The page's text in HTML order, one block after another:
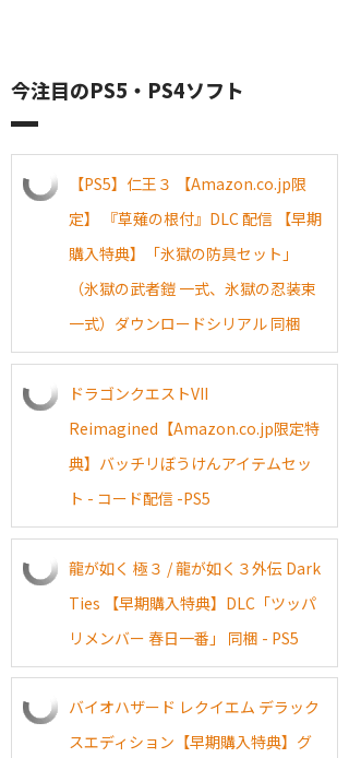
今注目のPS5・PS4ソフト
【PS5】仁王３ 【Amazon.co.jp限
定】 『草薙の根付』DLC 配信 【早期
購入特典】「氷獄の防具セット」
（氷獄の武者鎧 一式、氷獄の忍装束
一式）ダウンロードシリアル 同梱
ドラゴンクエストVII
Reimagined【Amazon.co.jp限定特
典】バッチリぼうけんアイテムセッ
ト - コード配信 -PS5
龍が如く 極３ / 龍が如く３外伝 Dark
Ties 【早期購入特典】DLC「ツッパ
リメンバー 春日一番」 同梱 - PS5
バイオハザード レクイエム デラック
スエディション【早期購入特典】グ